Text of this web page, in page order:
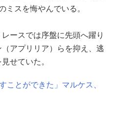
ミスを悔やんでいる。
ースでは序盤に先頭へ躍り
アプリリア）らを抑え、逃
せていた。
ことができた」マルケス、